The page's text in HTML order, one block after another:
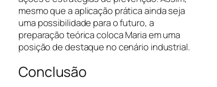
mesmo que a aplicação prática ainda seja
uma possibilidade para o futuro, a
preparação teórica coloca Maria em uma
posição de destaque no cenário industrial.
Conclusão